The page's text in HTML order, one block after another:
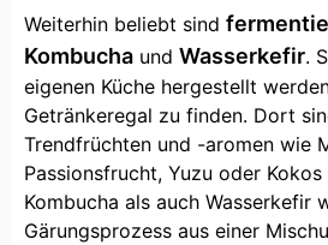
Weiterhin beliebt sind
Kombucha und Wasserkefir.
eigenen Küche hergestellt
Getränkeregal zu finden. Dort
Trendfrüchten und -aromen wie
Passionsfrucht, Yuzu oder
Kombucha als auch Wasserkefir
Gärungsprozess aus einer